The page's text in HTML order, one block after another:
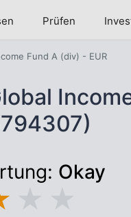
Prüfen
Fund A (div) - EUR
Okay